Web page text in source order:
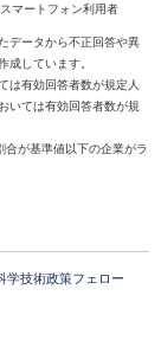
マートフォン利用者
データから不正回答や異
成しています。
は有効回答者数が規定人
いては有効回答者数が規
が基準値以下の企業がラ
学技術政策フェロー